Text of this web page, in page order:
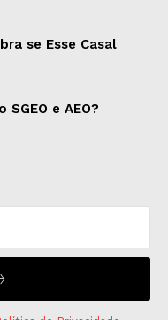
se Esse Casal
e AEO?